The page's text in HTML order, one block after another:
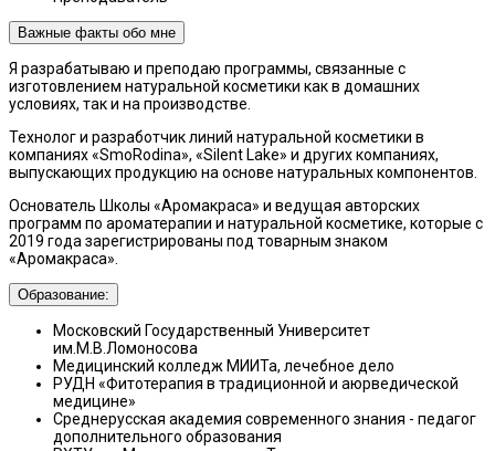
Важные факты обо мне
Я разрабатываю и преподаю программы, связанные с
изготовлением натуральной косметики как в домашних
условиях, так и на производстве.
Технолог и разработчик линий натуральной косметики в
компаниях «SmoRodina», «Silent Lake» и других компаниях,
выпускающих продукцию на основе натуральных компонентов.
Основатель Школы «Аромакраса» и ведущая авторских
программ по ароматерапии и натуральной косметике, которые с
2019 года зарегистрированы под товарным знаком
«Аромакраса».
Образование:
Московский Государственный Университет
им.М.В.Ломоносова
Медицинский колледж МИИТа, лечебное дело
РУДН «Фитотерапия в традиционной и аюрведической
медицине»
Среднерусская академия современного знания - педагог
дополнительного образования